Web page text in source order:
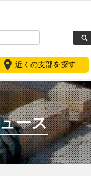
近くの支部を探す
ース